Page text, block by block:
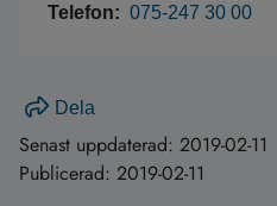
Telefon: 075-247 30 00
Dela
Senast uppdaterad: 2019-02-11
Publicerad: 2019-02-11